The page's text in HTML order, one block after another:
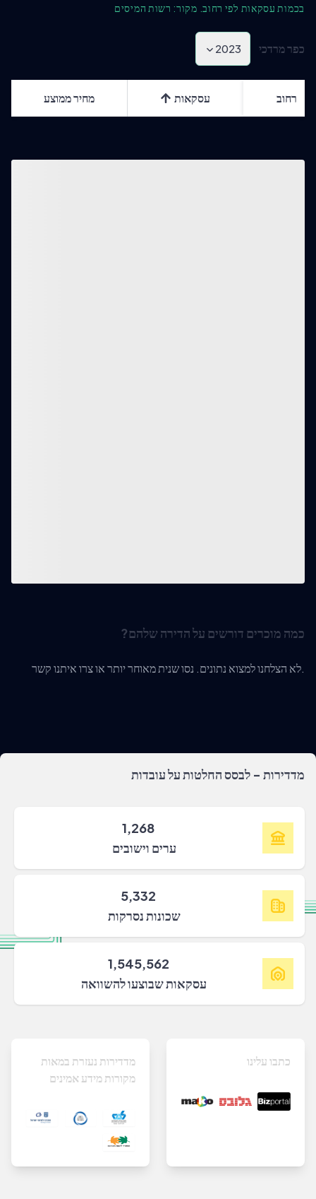
בכמות עסקאות לפי רחוב. מקור: רשות המיסים
2023 כפר מרדכי
רחוב עסקאות מחיר ממוצע
כמה מוכרים דורשים על הדירה שלהם?
לא הצלחנו למצוא נתונים. נסו שנית מאוחר יותר או צרו איתנו קשר.
מדדירות - לבסס החלטות על עובדות
1,268
ערים וישובים
5,332
שכונות נסרקות
1,545,562
עסקאות שבוצעו להשוואה
מדדירות נעזרת במאות
מקורות מידע אמינים
כתבו עלינו